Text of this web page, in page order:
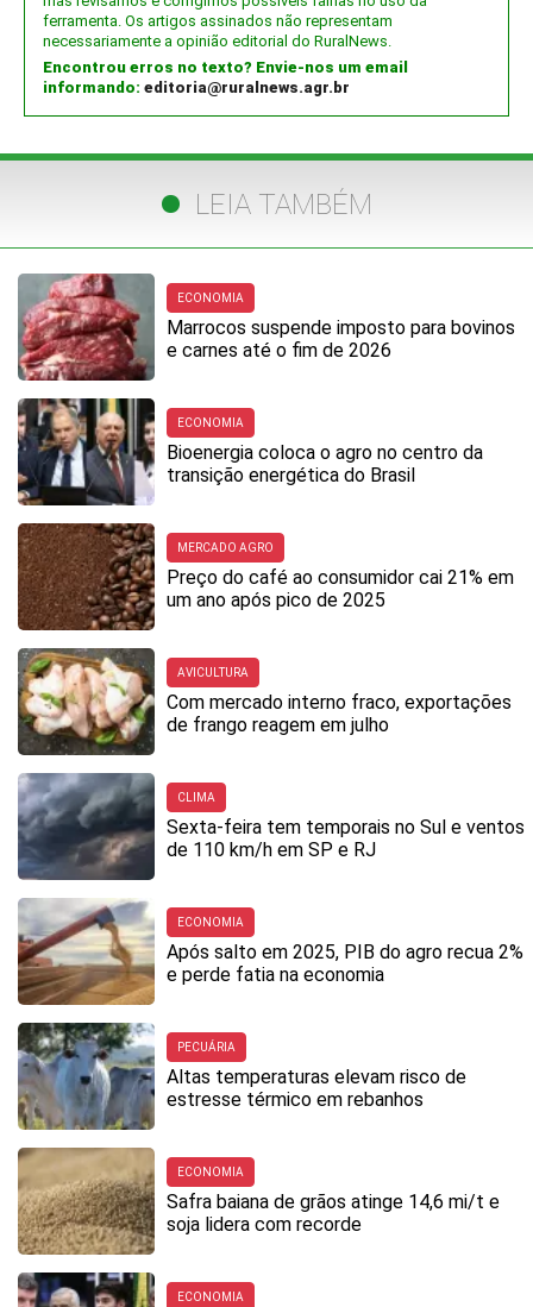
ferramenta. Os artigos assinados não representam
necessariamente a opinião editorial do RuralNews.
Encontrou erros no texto? Envie-nos um email
informando: editoria@ruralnews.agr.br
LEIA TAMBÉM
ECONOMIA
Marrocos suspende imposto para bovinos
e carnes até o fim de 2026
ECONOMIA
Bioenergia coloca o agro no centro da
transição energética do Brasil
MERCADO AGRO
Preço do café ao consumidor cai 21% em
um ano após pico de 2025
AVICULTURA
Com mercado interno fraco, exportações
de frango reagem em julho
CLIMA
Sexta-feira tem temporais no Sul e ventos
de 110 km/h em SP e RJ
ECONOMIA
Após salto em 2025, PIB do agro recua 2%
e perde fatia na economia
PECUÁRIA
Altas temperaturas elevam risco de
estresse térmico em rebanhos
ECONOMIA
Safra baiana de grãos atinge 14,6 mi/t e
soja lidera com recorde
ECONOMIA